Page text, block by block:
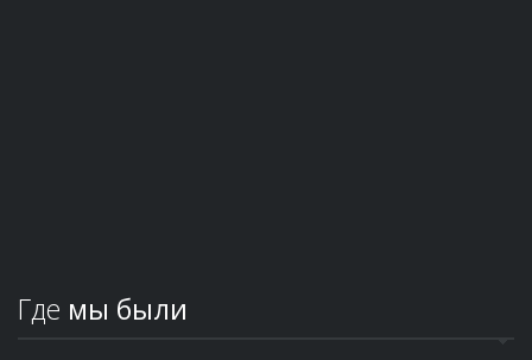
Где мы были